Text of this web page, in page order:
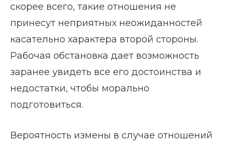
скорее всего, такие отношения не
принесут неприятных неожиданностей
касательно характера второй стороны.
Рабочая обстановка дает возможность
заранее увидеть все его достоинства и
недостатки, чтобы морально
подготовиться.
Вероятность измены в случае отношений